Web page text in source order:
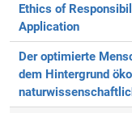
Ethics of
Application
Der optimierte
dem Hintergrund